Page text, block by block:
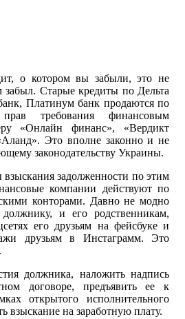
о котором вы забыли, это не
забыл. Старые кредиты по Дельта
Платинум банк продаются по
требования финансовым
«Онлайн финанс», «Вердикт
Это вполне законно и не
законодательству Украины.
задолженности по этим
компании действуют по
конторами. Давно не модно
и его родственникам,
его друзьям на фейсбуке и
друзьям в Инстаграмм. Это
должника, наложить надпись
договоре, предъявить ее к
открытого исполнительного
взыскание на заработную плату.